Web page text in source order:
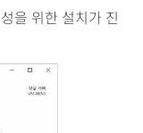
을 위한 설치가 진